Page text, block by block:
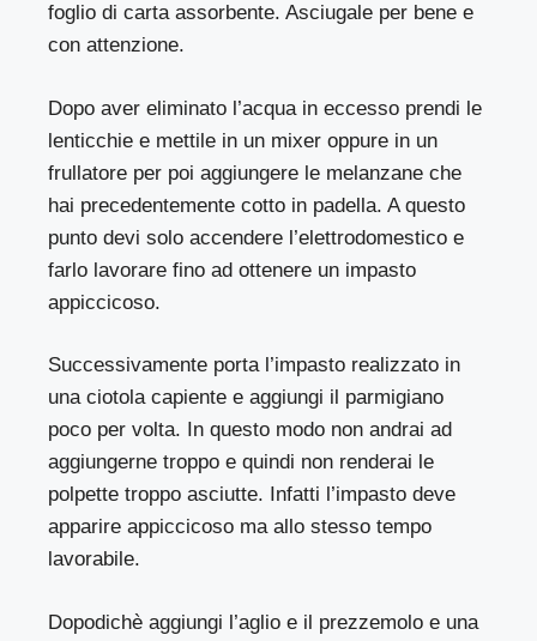
foglio di carta assorbente. Asciugale per bene e
con attenzione.
Dopo aver eliminato l’acqua in eccesso prendi le
lenticchie e mettile in un mixer oppure in un
frullatore per poi aggiungere le melanzane che
hai precedentemente cotto in padella. A questo
punto devi solo accendere l’elettrodomestico e
farlo lavorare fino ad ottenere un impasto
appiccicoso.
Successivamente porta l’impasto realizzato in
una ciotola capiente e aggiungi il parmigiano
poco per volta. In questo modo non andrai ad
aggiungerne troppo e quindi non renderai le
polpette troppo asciutte. Infatti l’impasto deve
apparire appiccicoso ma allo stesso tempo
lavorabile.
Dopodichè aggiungi l’aglio e il prezzemolo e una